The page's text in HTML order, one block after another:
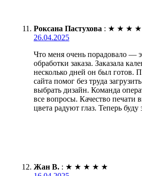
Роксана Пастухова : ★ ★ ★ ★
26.04.2025
Что меня очень порадовало —
обработки заказа. Заказала
несколько дней он был готов.
сайта помог без труда
выбрать дизайн. Команда
все вопросы. Качество печати
цвета радуют глаз. Теперь буду
Жан В. : ★ ★ ★ ★ ★